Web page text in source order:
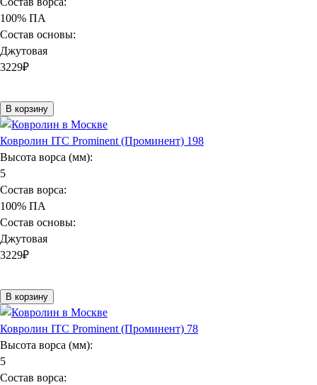
100% ПА
Состав основы:
Джутовая
3229₽
В корзину
Ковролин ITC Prominent (Проминент) 198
Высота ворса (мм):
5
Состав ворса:
100% ПА
Состав основы:
Джутовая
3229₽
В корзину
Ковролин ITC Prominent (Проминент) 78
Высота ворса (мм):
5
Состав ворса: